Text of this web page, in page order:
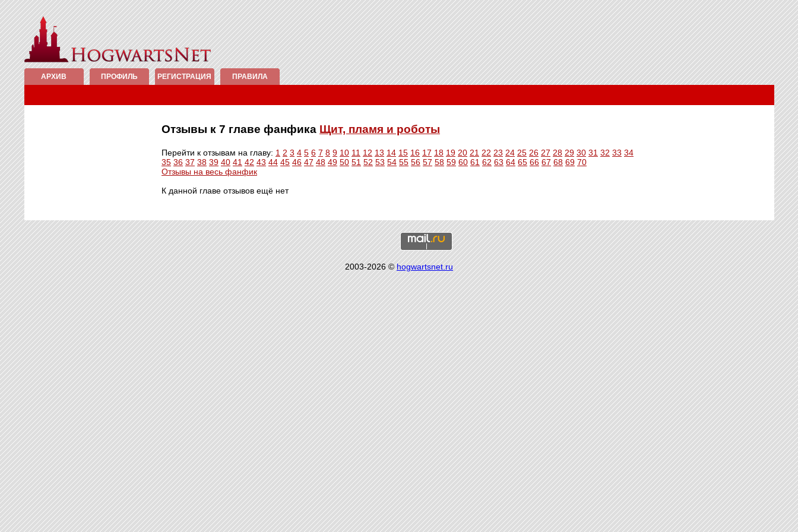
АРХИВ ПРОФИЛЬ РЕГИСТРАЦИЯ ПРАВИЛА
Отзывы к 7 главе фанфика Щит, пламя и роботы
Перейти к отзывам на главу: 1 2 3 4 5 6 7 8 9 10 11 12 13 14 15 16 17 18 19 20 21 22 23 24 25 26 27 28 29 30 31 32 33 34
35 36 37 38 39 40 41 42 43 44 45 46 47 48 49 50 51 52 53 54 55 56 57 58 59 60 61 62 63 64 65 66 67 68 69 70
Отзывы на весь фанфик
К данной главе отзывов ещё нет
2003-2026 ©hogwartsnet.ru